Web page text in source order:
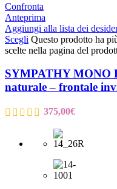
Confronta
Anteprima
Aggiungi alla lista dei
Scegli Questo prodotto ha
scelte nella pagina del
SYMPATHY MONO
naturale – frontale
375,00€